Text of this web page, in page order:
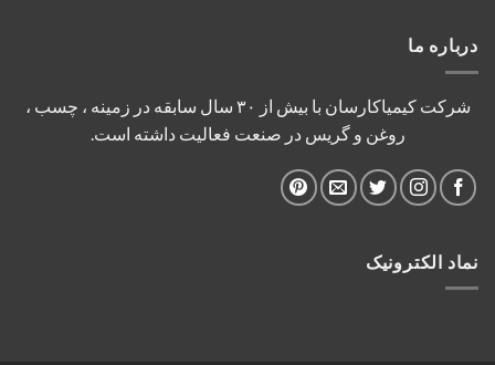
درباره ما
شرکت کیمیاکارسان با بیش از ۳۰ سال سابقه در زمینه ، چسب ،
روغن و گریس در صنعت فعالیت داشته است.
نماد الکترونیک